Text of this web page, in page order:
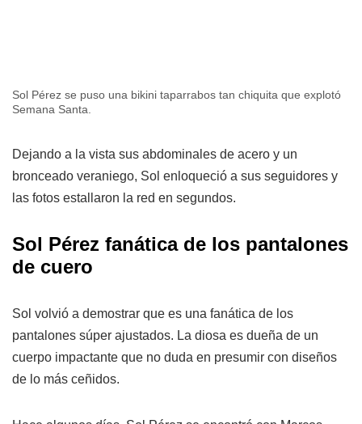
Sol Pérez se puso una bikini taparrabos tan chiquita que explotó
Semana Santa.
Dejando a la vista sus abdominales de acero y un
bronceado veraniego, Sol enloqueció a sus seguidores y
las fotos estallaron la red en segundos.
Sol Pérez fanática de los pantalones
de cuero
Sol volvió a demostrar que es una fanática de los
pantalones súper ajustados. La diosa es dueña de un
cuerpo impactante que no duda en presumir con diseños
de lo más ceñidos.